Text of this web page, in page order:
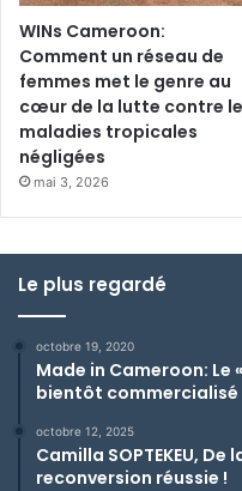
WINs Cameroon:
Comment un réseau de
femmes met le genre au
cœur de la lutte contre
maladies tropicales
négligées
mai 3, 2026
Le plus regardé
octobre 19, 2020
Made in Cameroon:
bientôt commercialisé
octobre 12, 2025
Camilla SOPTEKEU,
reconversion réussie !